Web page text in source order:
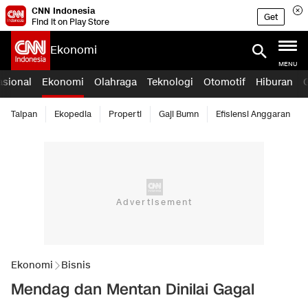
CNN Indonesia
Find it on Play Store
Get
Ekonomi
MENU
Ekonomi Olahraga Teknologi Otomotif Hiburan
Taipan Ekopedia Properti Gaji Bumn Efisiensi Anggaran
Ekonomi Bisnis
Mendag dan Mentan Dinilai Gagal